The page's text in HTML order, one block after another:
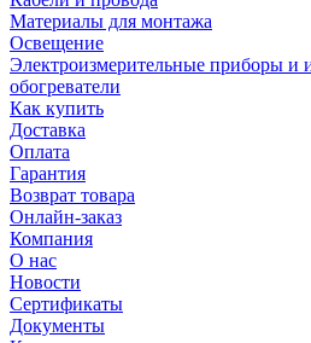
Материалы для монтажа
Освещение
Электроизмерительные приборы и
обогреватели
Как купить
Доставка
Оплата
Гарантия
Возврат товара
Онлайн-заказ
Компания
О нас
Новости
Сертификаты
Документы